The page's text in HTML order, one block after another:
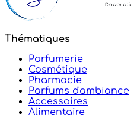
Thématiques
Parfumerie
Cosmétique
Pharmacie
Parfums d'ambiance
Accessoires
Alimentaire